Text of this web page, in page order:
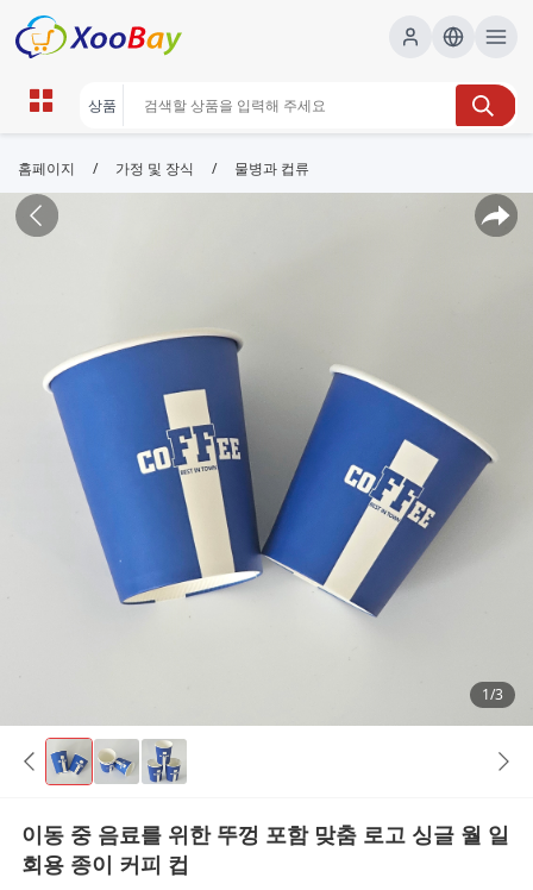
홈페이지 / 가정 및 장식 / 물병과 컵류
1/3
이동 중 음료를 위한 뚜껑 포함 맞춤 로고 싱글 월 일
회용 종이 커피 컵